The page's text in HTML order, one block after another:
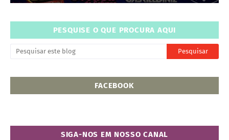
PESQUISE O QUE PROCURA AQUI
FACEBOOK
SIGA-NOS EM NOSSO CANAL